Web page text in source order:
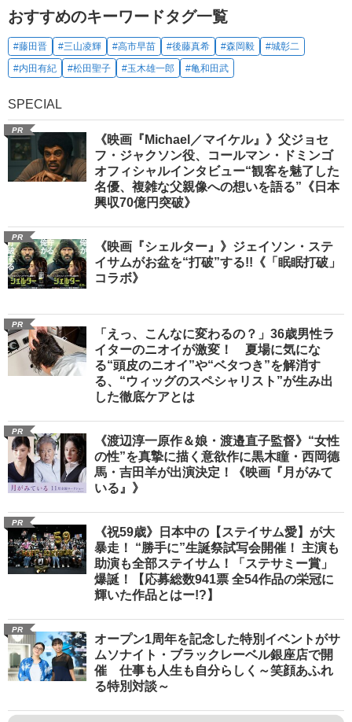
おすすめのキーワードタグ一覧
#藤田晋 #三山凌輝 #高市早苗 #後藤真希 #森岡毅
#城彰二
#内田有紀
#松田聖子 #玉木雄一郎 #亀和田武
SPECIAL
PR
《映画『Michael／マイケル』》父ジョセ
フ・ジャクソン役、コールマン・ドミンゴ
オフィシャルインタビュー“観客を魅了した
名優、複雑な父親像への想いを語る”《日本
興収70億円突破》
PR
《映画『シェルター』》ジェイソン・ステ
イサムがお盆を“打破”する!!《「眠眠打破」
コラボ》
PR
「えっ、こんなに変わるの？」36歳男性ラ
イターのニオイが激変！ 夏場に気にな
る“頭皮のニオイ”や“ベタつき”を解消す
る、“ウィッグのスペシャリスト”が生み出
した徹底ケアとは
PR
《渡辺淳一原作＆娘・渡邉直子監督》“女性
の性”を真摯に描く意欲作に黒木瞳・西岡德
馬・吉田羊が出演決定！《映画『月がみて
いる』》
PR
《祝59歳》日本中の【ステイサム愛】が大
暴走！ “勝手に”生誕祭試写会開催！ 主演も
助演も全部ステイサム！「ステサミー賞」
爆誕！【応募総数941票 全54作品の栄冠に
輝いた作品とはー!?】
PR
オープン1周年を記念した特別イベントがサ
ムソナイト・ブラックレーベル銀座店で開
催 仕事も人生も自分らしく～笑顔あふれ
る特別対談～